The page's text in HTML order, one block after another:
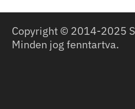
Copyright © 2014-2025
Minden jog fenntartva.